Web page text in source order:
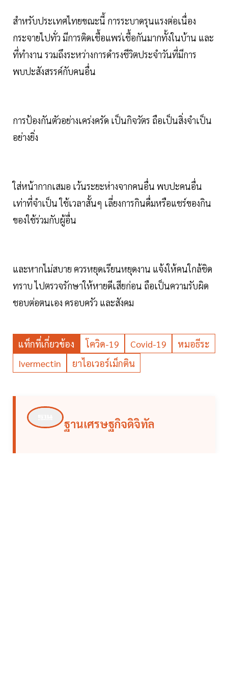
สำหรับประเทศไทยขณะนี้ การระบาดรุนแรงต่อเนื่อง
กระจายไปทั่ว มีการติดเชื้อแพร่เชื้อกันมากทั้งในบ้าน และ
ที่ทำงาน รวมถึงระหว่างการดำรงชีวิตประจำวันที่มีการ
พบปะสังสรรค์กับคนอื่น
การป้องกันตัวอย่างเคร่งครัด เป็นกิจวัตร ถือเป็นสิ่งจำเป็น
อย่างยิ่ง
ใส่หน้ากากเสมอ เว้นระยะห่างจากคนอื่น พบปะคนอื่น
เท่าที่จำเป็น ใช้เวลาสั้นๆ เลี่ยงการกินดื่มหรือแชร์ของกิน
ของใช้ร่วมกับผู้อื่น
และหากไม่สบาย ควรหยุดเรียนหยุดงาน แจ้งให้คนใกล้ชิด
ทราบ ไปตรวจรักษาให้หายดีเสียก่อน ถือเป็นความรับผิด
ชอบต่อตนเอง ครอบครัว และสังคม
แท็กที่เกี่ยวข้อง โควิด-19 Covid-19
หมอธีระ
Ivermectin
ยาไอเวอร์เม็กติน
ฐานเศรษฐกิจดิจิทัล